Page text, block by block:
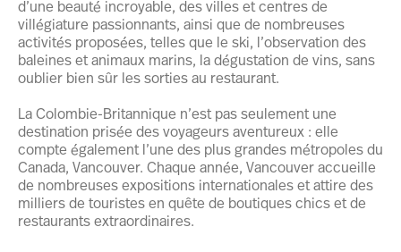
d’une beauté incroyable, des villes et centres de
villégiature passionnants, ainsi que de nombreuses
activités proposées, telles que le ski, l’observation des
baleines et animaux marins, la dégustation de vins, sans
oublier bien sûr les sorties au restaurant.
La Colombie-Britannique n’est pas seulement une
destination prisée des voyageurs aventureux : elle
compte également l’une des plus grandes métropoles du
Canada, Vancouver. Chaque année, Vancouver accueille
de nombreuses expositions internationales et attire des
milliers de touristes en quête de boutiques chics et de
restaurants extraordinaires.